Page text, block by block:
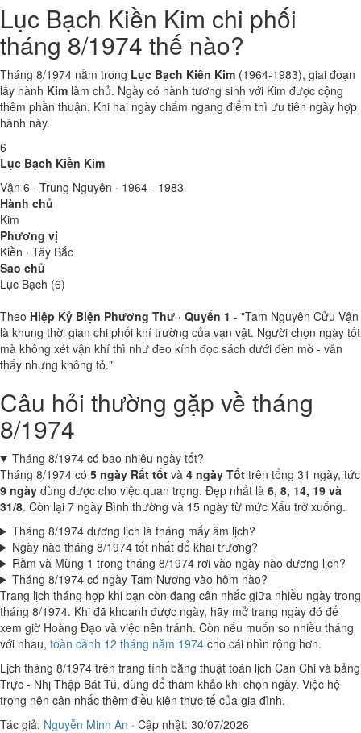
Lục Bạch Kiền Kim chi phối
tháng 8/1974 thế nào?
Tháng 8/1974 nằm trong Lục Bạch Kiền Kim (1964-1983), giai đoạn
lấy hành Kim làm chủ. Ngày có hành tương sinh với Kim được cộng
thêm phần thuận. Khi hai ngày chấm ngang điểm thì ưu tiên ngày hợp
hành này.
6
Lục Bạch Kiền Kim
Vận 6 · Trung Nguyên · 1964 - 1983
Hành chủ
Kim
Phương vị
Kiền · Tây Bắc
Sao chủ
Lục Bạch (6)
Theo Hiệp Kỷ Biện Phương Thư · Quyển 1 - "Tam Nguyên Cửu Vận
là khung thời gian chi phối khí trường của vạn vật. Người chọn ngày tốt
mà không xét vận khí thì như đeo kính đọc sách dưới đèn mờ - vẫn
thấy nhưng không tỏ."
Câu hỏi thường gặp về tháng
8/1974
Tháng 8/1974 có bao nhiêu ngày tốt?
Tháng 8/1974 có 5 ngày Rất tốt và 4 ngày Tốt trên tổng 31 ngày, tức
9 ngày dùng được cho việc quan trọng. Đẹp nhất là 6, 8, 14, 19 và
31/8. Còn lại 7 ngày Bình thường và 15 ngày từ mức Xấu trở xuống.
Tháng 8/1974 dương lịch là tháng mấy âm lịch?
Ngày nào tháng 8/1974 tốt nhất để khai trương?
Rằm và Mùng 1 trong tháng 8/1974 rơi vào ngày nào dương lịch?
Tháng 8/1974 có ngày Tam Nương vào hôm nào?
Trang lịch tháng hợp khi bạn còn đang cân nhắc giữa nhiều ngày trong
tháng 8/1974. Khi đã khoanh được ngày, hãy mở trang ngày đó để
xem giờ Hoàng Đạo và việc nên tránh. Còn nếu muốn so nhiều tháng
với nhau, toàn cảnh 12 tháng năm 1974 cho cái nhìn rộng hơn.
Lịch tháng 8/1974 trên trang tính bằng thuật toán lịch Can Chi và bảng
Trực - Nhị Thập Bát Tú, dùng để tham khảo khi chọn ngày. Việc hệ
trọng nên cân nhắc thêm điều kiện thực tế của gia đình.
Tác giả: Nguyễn Minh An · Cập nhật: 30/07/2026